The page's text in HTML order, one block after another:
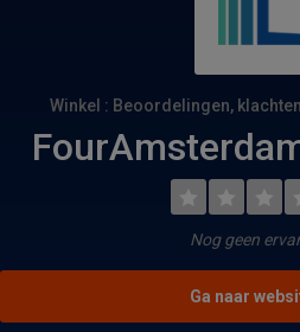
Winkel : Beoordelingen,
Nog geen
Ga naar